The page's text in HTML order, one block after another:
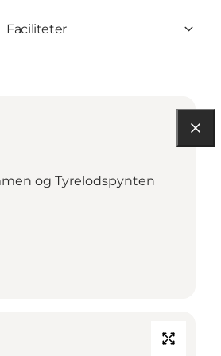
Faciliteter
og Tyrelodspynten